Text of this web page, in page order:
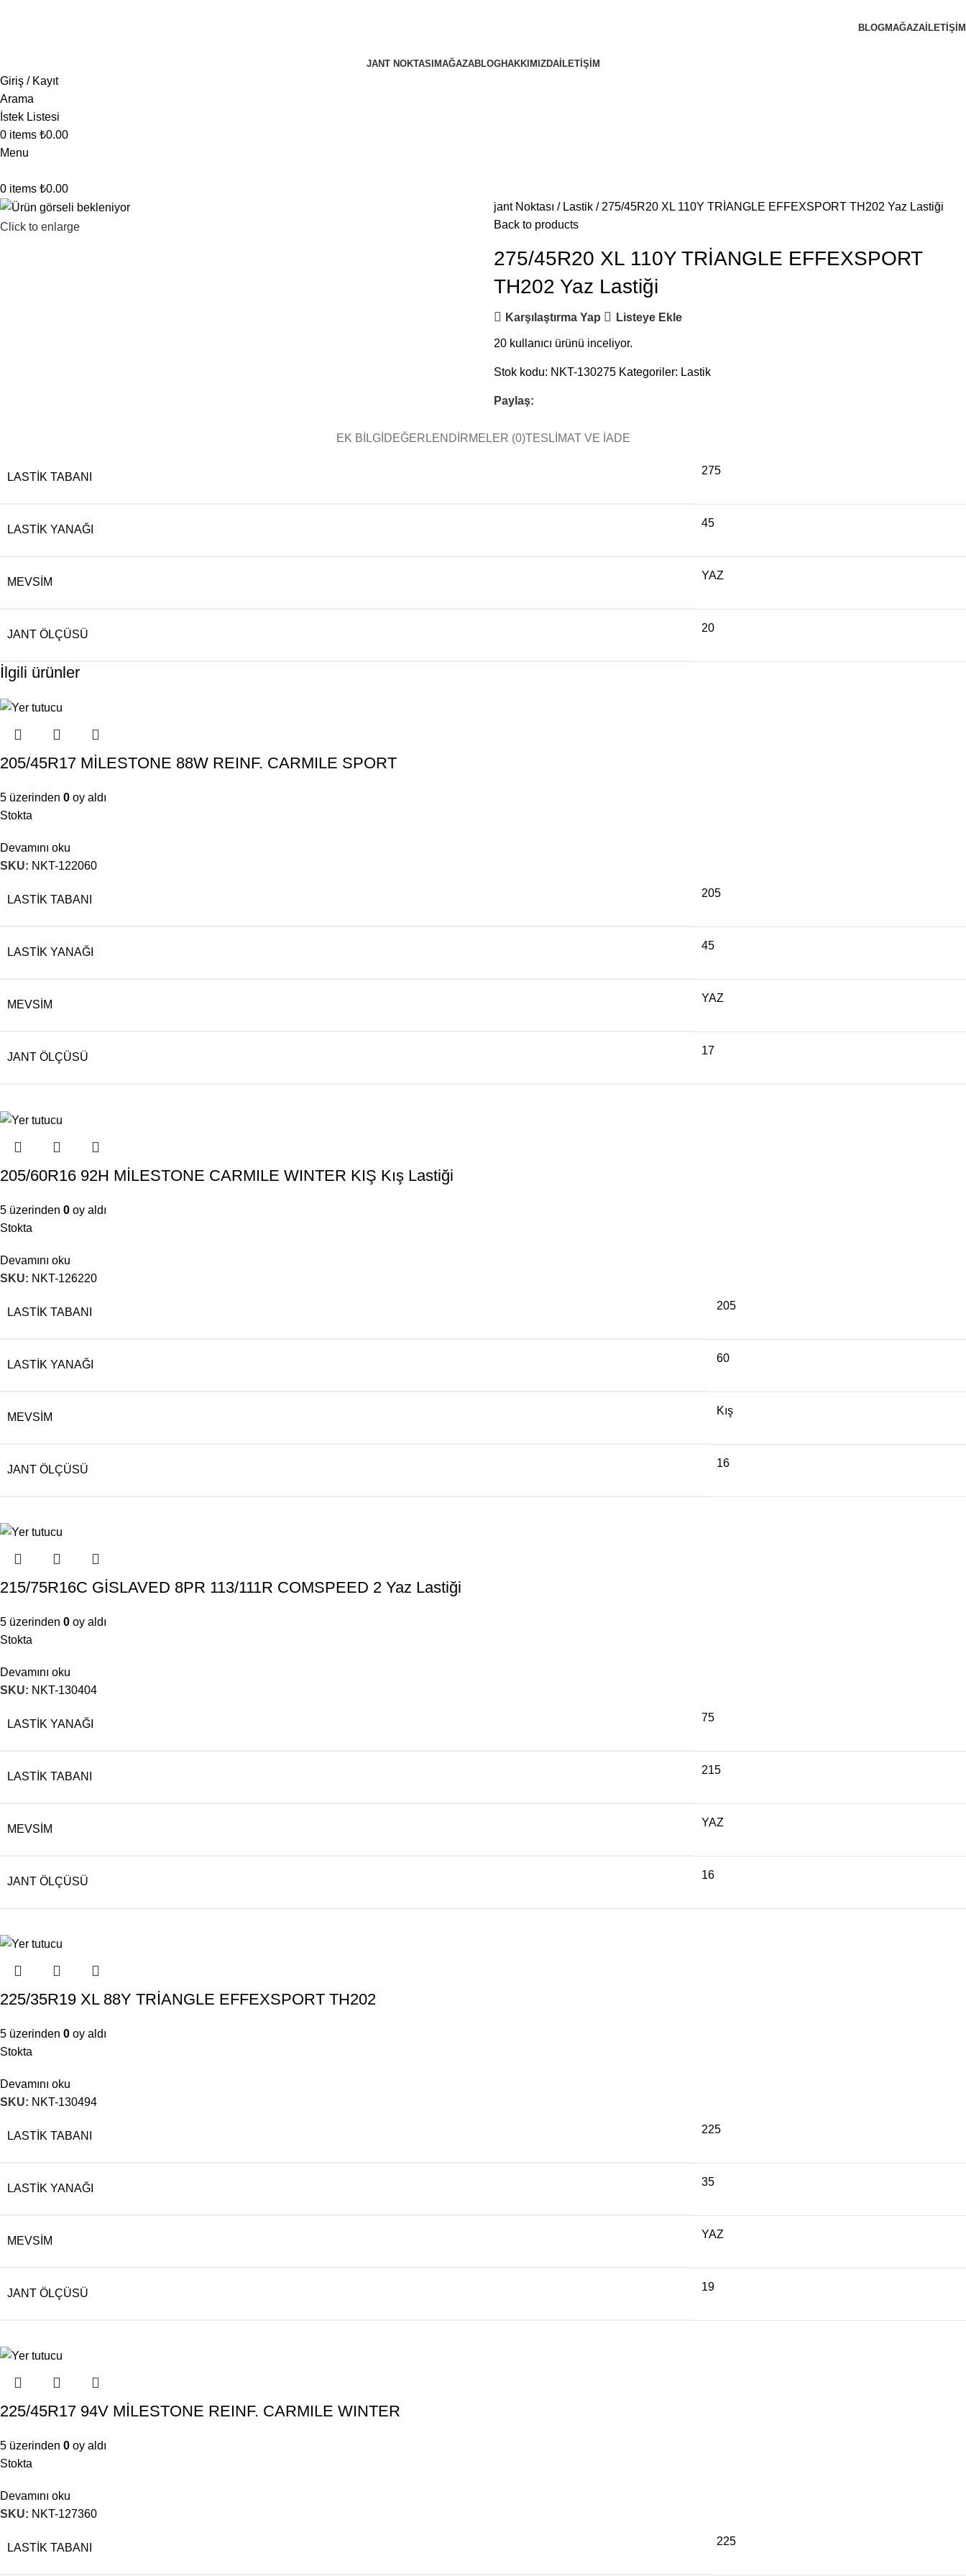
BLOGMAĞAZA İLETIŞIM
JANT NOKTASI MAĞAZABLOGHAKKIMIZDAİLETIŞIM
Giriş / Kayıt
Arama
İstek Listesi
0 items ₺0.00
Menu
0 items ₺0.00
Click to enlarge
jant Noktası Lastik
275/45R20 XL 110Y TRİANGLE EFFEXSPORT TH202 Yaz Lastiği
Back to products
275/45R20 XL 110Y TRİANGLE EFFEXSPORT
TH202 Yaz Lastiği
Karşılaştırma Yap Listeye Ekle
20 kullanıcı ürünü inceliyor.
Stok kodu: NKT-130275 Kategoriler: Lastik
Paylaş:
EK BILGI DEĞERLENDIRMELER (0)TESLIMAT VE İADE
LASTIK TABANI
275
LASTIK YANAĞI
45
MEVSIM
YAZ
JANT ÖLÇÜSÜ
20
İlgili ürünler
205/45R17 MİLESTONE 88W REINF. CARMILE SPORT
5 üzerinden 0 oy aldı
Stokta
Devamını oku
SKU: NKT-122060
LASTIK TABANI
205
LASTIK YANAĞI
45
MEVSIM
YAZ
JANT ÖLÇÜSÜ
17
205/60R16 92H MİLESTONE CARMILE WINTER KIŞ Kış Lastiği
5 üzerinden 0 oy aldı
Stokta
Devamını oku
SKU: NKT-126220
LASTIK TABANI
205
LASTIK YANAĞI
60
MEVSIM
Kış
JANT ÖLÇÜSÜ
16
215/75R16C GİSLAVED 8PR 113/111R COMSPEED 2 Yaz Lastiği
5 üzerinden 0 oy aldı
Stokta
Devamını oku
SKU: NKT-130404
LASTIK YANAĞI
75
LASTIK TABANI
215
MEVSIM
YAZ
JANT ÖLÇÜSÜ
16
225/35R19 XL 88Y TRİANGLE EFFEXSPORT TH202
5 üzerinden 0 oy aldı
Stokta
Devamını oku
SKU: NKT-130494
LASTIK TABANI
225
LASTIK YANAĞI
35
MEVSIM
YAZ
JANT ÖLÇÜSÜ
19
225/45R17 94V MİLESTONE REINF. CARMILE WINTER
5 üzerinden 0 oy aldı
Stokta
Devamını oku
SKU: NKT-127360
LASTIK TABANI
225